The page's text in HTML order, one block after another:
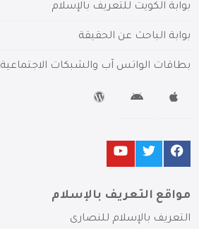
بوابة الكويت للتعريف بالإسلام
بوابة الباحث عن الحقيقة
بطاقات الواتس آب والشبكات الاجتماعية
مواقع التعريف بالإسلام
التعريف بالإسلام للنصارى